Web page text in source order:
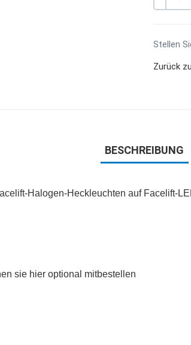
Stellen
Zurück
BESCHREIBUNG
Halogen-Heckleuchten auf Facelift-
sie hier optional mitbestellen